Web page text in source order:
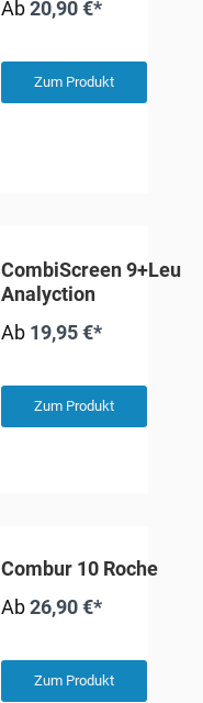
Ab20,90 €*
Zum Produkt
CombiScreen
Analyction
Ab 19,95 €*
Zum Produkt
Combur 10 Roche
Ab26,90 €*
Zum Produkt